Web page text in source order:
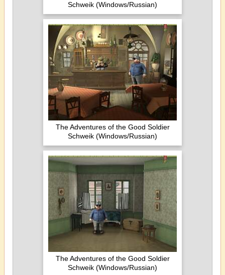
Schweik (Windows/Russian)
The Adventures of the Good Soldier
Schweik (Windows/Russian)
The Adventures of the Good Soldier
Schweik (Windows/Russian)